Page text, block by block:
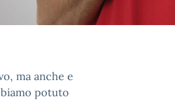
ma anche e
potuto